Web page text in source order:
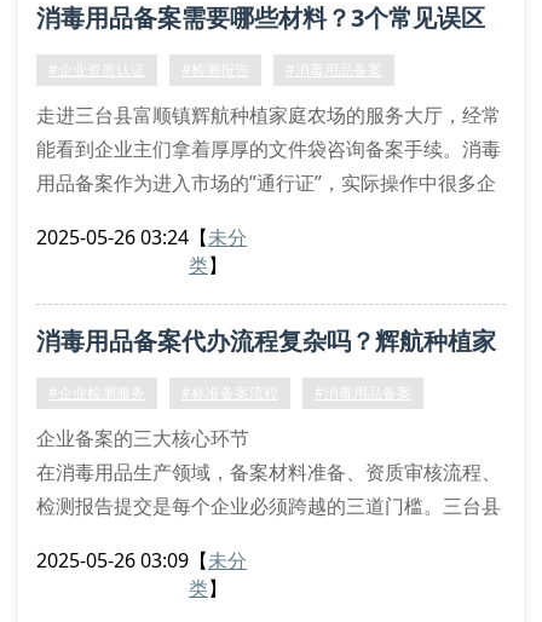
网上申报系统提交电子材料
省级卫生部门备案审核
领
消毒用品备案需要哪些材料？3个常见误区
要避开
#企业资质认证 #检测报告 #消毒用品备案
走进三台县富顺镇辉航种植家庭农场的服务大厅，经常
能看到企业主们拿着厚厚的文件袋咨询备案手续。消毒
用品备案作为进入市场的”通行证”，实际操作中很多企
发现，近30%的客户初次提交时都会遗漏关键证明文
根据《消毒产品卫生安全评价规定》，完整的消毒用品
备案资料应包括生产企业资质证明、产品配方表、生产
2025-05-26 03:24 【未分
类】
消毒用品备案代办流程复杂吗？辉航种植家
庭农场专业解答
#企业检测服务 #标准备案流程 #消毒用品备案
企业备案的三大核心环节
在消毒用品生产领域，备案材料准备、资质审核流程、
检测报告提交是每个企业必须跨越的三道门槛。三台县
的企业在首次申报时因材料不规范导致返工。
2025-05-26 03:09 【未分
类】